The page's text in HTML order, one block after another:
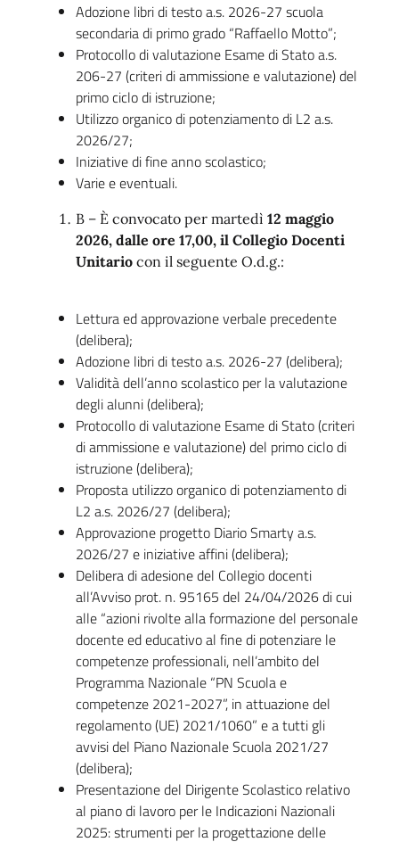
Adozione libri di testo a.s. 2026-27 scuola
secondaria di primo grado “Raffaello Motto”;
Protocollo di valutazione Esame di Stato a.s.
206-27 (criteri di ammissione e valutazione) del
primo ciclo di istruzione;
Utilizzo organico di potenziamento di L2 a.s.
2026/27;
Iniziative di fine anno scolastico;
Varie e eventuali.
B – È convocato per martedì 12 maggio
2026, dalle ore 17,00, il Collegio Docenti
Unitario con il seguente O.d.g.:
Lettura ed approvazione verbale precedente
(delibera);
Adozione libri di testo a.s. 2026-27 (delibera);
Validità dell’anno scolastico per la valutazione
degli alunni (delibera);
Protocollo di valutazione Esame di Stato (criteri
di ammissione e valutazione) del primo ciclo di
istruzione (delibera);
Proposta utilizzo organico di potenziamento di
L2 a.s. 2026/27 (delibera);
Approvazione progetto Diario Smarty a.s.
2026/27 e iniziative affini (delibera);
Delibera di adesione del Collegio docenti
all’Avviso prot. n. 95165 del 24/04/2026 di cui
alle “azioni rivolte alla formazione del personale
docente ed educativo al fine di potenziare le
competenze professionali, nell’ambito del
Programma Nazionale “PN Scuola e
competenze 2021-2027”, in attuazione del
regolamento (UE) 2021/1060” e a tutti gli
avvisi del Piano Nazionale Scuola 2021/27
(delibera);
Presentazione del Dirigente Scolastico relativo
al piano di lavoro per le Indicazioni Nazionali
2025: strumenti per la progettazione delle